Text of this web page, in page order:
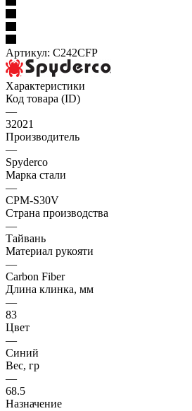
Артикул: C242CFP
Характеристики
Код товара (ID)
—
32021
Производитель
—
Spyderco
Марка стали
—
CPM-S30V
Страна производства
—
Тайвань
Материал рукояти
—
Carbon Fiber
Длина клинка, мм
—
83
Цвет
—
Синий
Вес, гр
—
68.5
Назначение